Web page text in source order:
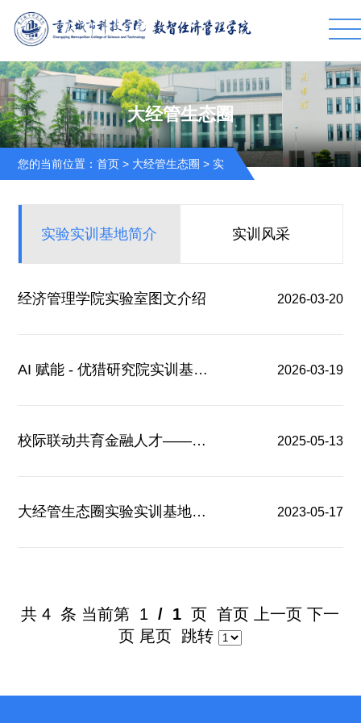
大经管生态圈
您的当前位置：首页 > 大经管生态圈 > 实
实验实训基地简介 实训风采
经济管理学院实验室图文介绍 2026-03-20
AI 赋能 - 优猎研究院实训基地介绍 2026-03-19
校际联动共育金融人才——经济管理学院联合... 2025-05-13
大经管生态圈实验实训基地简介 2023-05-17
共4 条 当前第 1 / 1 页首页 上一页下一
页 尾页 跳转